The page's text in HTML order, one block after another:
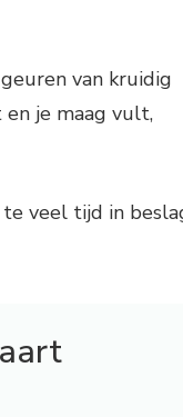
van kruidig
je maag vult,
te veel tijd in